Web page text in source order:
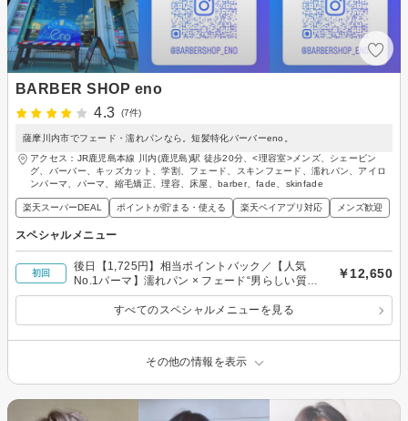
BARBER SHOP eno
4.3
(7件)
薩摩川内市でフェード・濡れパンなら。短髪特化バーバーeno。
アクセス：JR鹿児島本線 川内(鹿児島)駅 徒歩20分、<理容室>メンズ、シェービン
グ、バーバー、キッズカット、学割、フェード、スキンフェード、濡れパン、アイロ
ンパーマ、パーマ、縮毛矯正、理容、床屋、barber、fade、skinfade
楽天スーパーDEAL ポイントが貯まる・使える 楽天ペイアプリ対応 メンズ歓迎
スペシャルメニュー
初回
後日【1,725円】相当ポイントバック／【人気
No.1パーマ】濡れパン × フェード“男らしい質感
を求める方におすすめ”
￥12,650
すべてのスペシャルメニューを見る
その他の情報を表示